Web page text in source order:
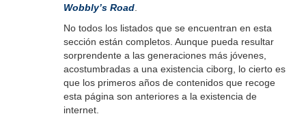
Wobbly’s Road.
No todos los listados que se encuentran en esta
sección están completos. Aunque pueda resultar
sorprendente a las generaciones más jóvenes,
acostumbradas a una existencia ciborg, lo cierto es
que los primeros años de contenidos que recoge
esta página son anteriores a la existencia de
internet.